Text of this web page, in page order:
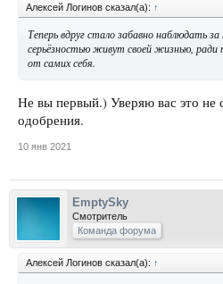
Алексей Логинов сказал(а): ↑
Теперь вдруг стало забавно наблюдать
серьёзностью живут своей жизнью,
от самих себя.
Не вы первый.) Уверяю вас это
одобрения.
10 янв 2021
EmptySky
Смотритель
Команда форума
Алексей Логинов сказал(а): ↑